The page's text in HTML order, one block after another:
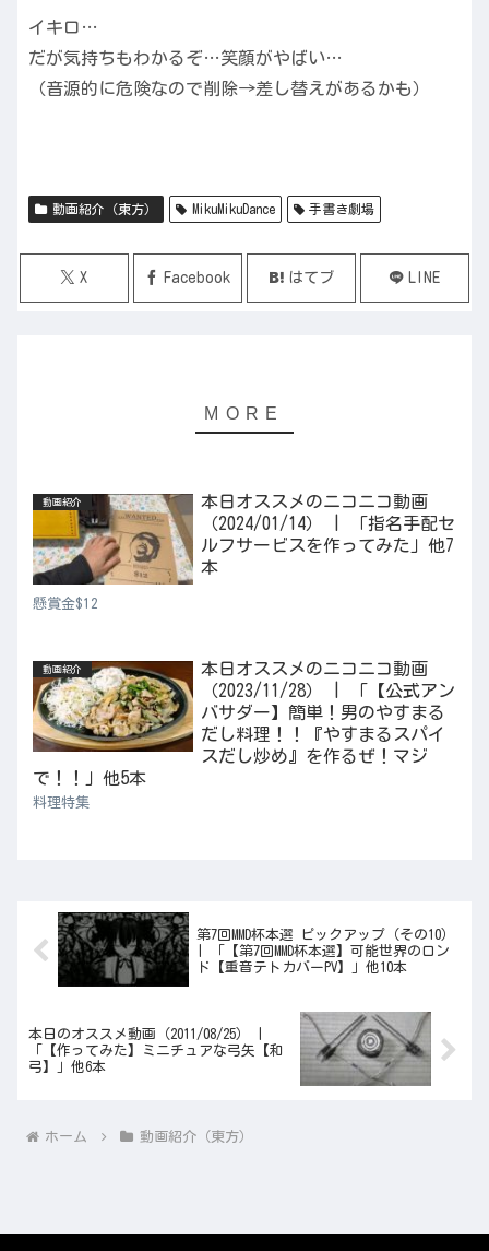
イキロ…
だが気持ちもわかるぞ…笑顔がやばい…
（音源的に危険なので削除→差し替えがあるかも）
動画紹介（東方） MikuMikuDance 手書き劇場
X Facebook はてブ LINE
動画紹介
本日オススメのニコニコ動画
（2024/01/14） | 「指名手配セ
ルフサービスを作ってみた」他7
本
懸賞金$12
動画紹介
本日オススメのニコニコ動画
（2023/11/28） | 「【公式アン
バサダー】簡単！男のやすまる
だし料理！！『やすまるスパイ
スだし炒め』を作るぜ！マジ
で！！」他5本
料理特集
第7回MMD杯本選 ピックアップ（その10）
| 「【第7回MMD杯本選】可能世界のロン
ド【重音テトカバーPV】」他10本
本日のオススメ動画（2011/08/25） |
「【作ってみた】ミニチュアな弓矢【和
弓】」他6本
ホーム 動画紹介（東方）